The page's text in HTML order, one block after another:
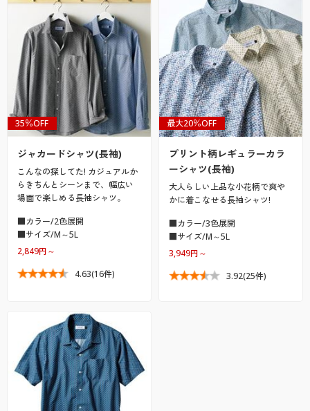
35％OFF
ジャカードシャツ(長袖)
こんなの探してた! カジュアルか
らきちんとシーンまで、幅広い
場面で楽しめる長袖シャツ。
■カラー/2色展開
■サイズ/M～5L
2,849円～
4.63(16件)
最大20％OFF
プリント柄レギュラーカラ
ーシャツ(長袖)
大人らしい上品な小花柄で爽や
かに着こなせる長袖シャツ!
■カラー/3色展開
■サイズ/M～5L
3,949円～
3.92(25件)